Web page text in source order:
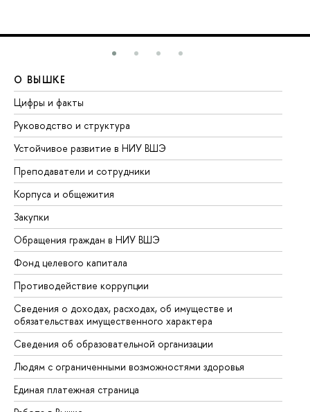
О ВЫШКЕ
Цифры и факты
Руководство и структура
Устойчивое развитие в НИУ ВШЭ
Преподаватели и сотрудники
Корпуса и общежития
Закупки
Обращения граждан в НИУ ВШЭ
Фонд целевого капитала
Противодействие коррупции
Сведения о доходах, расходах, об имуществе и
обязательствах имущественного характера
Сведения об образовательной организации
Людям с ограниченными возможностями здоровья
Единая платежная страница